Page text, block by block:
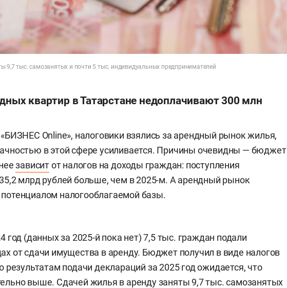
9,7 тыс. самозанятых и почти 5 тыс. индивидуальных предпринимателей
квартир в Татарстане недоплачивают 300 млн
Online», налоговики взялись за арендный рынок жилья,
в этой сфере усиливается. Причины очевидны — бюджет
зависитот налогов на доходы граждан: поступления
млрд рублей больше, чем в 2025-м. А арендный рынок
налогооблагаемой базы.
год (данных за 2025-й пока нет) 7,5 тыс. граждан подали
от сдачи имущества в аренду. Бюджет получил в виде налогов
результатам подачи деклараций за 2025 год ожидается, что
выше. Сдачей жилья в аренду заняты 9,7 тыс. самозанятых